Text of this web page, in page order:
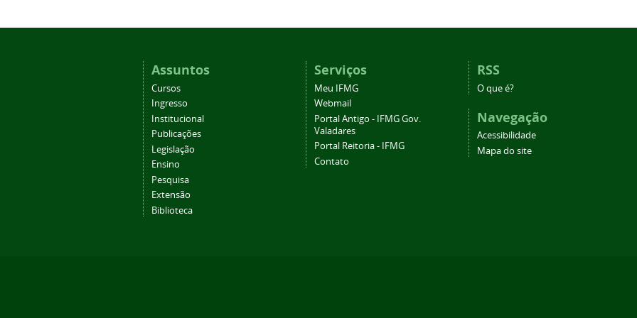
Assuntos
Cursos
Ingresso
Institucional
Publicações
Legislação
Ensino
Pesquisa
Extensão
Biblioteca
Serviços
Meu IFMG
Webmail
Portal Antigo - IFMG Gov.
Valadares
Portal Reitoria - IFMG
Contato
RSS
O que é?
Navegação
Acessibilidade
Mapa do site